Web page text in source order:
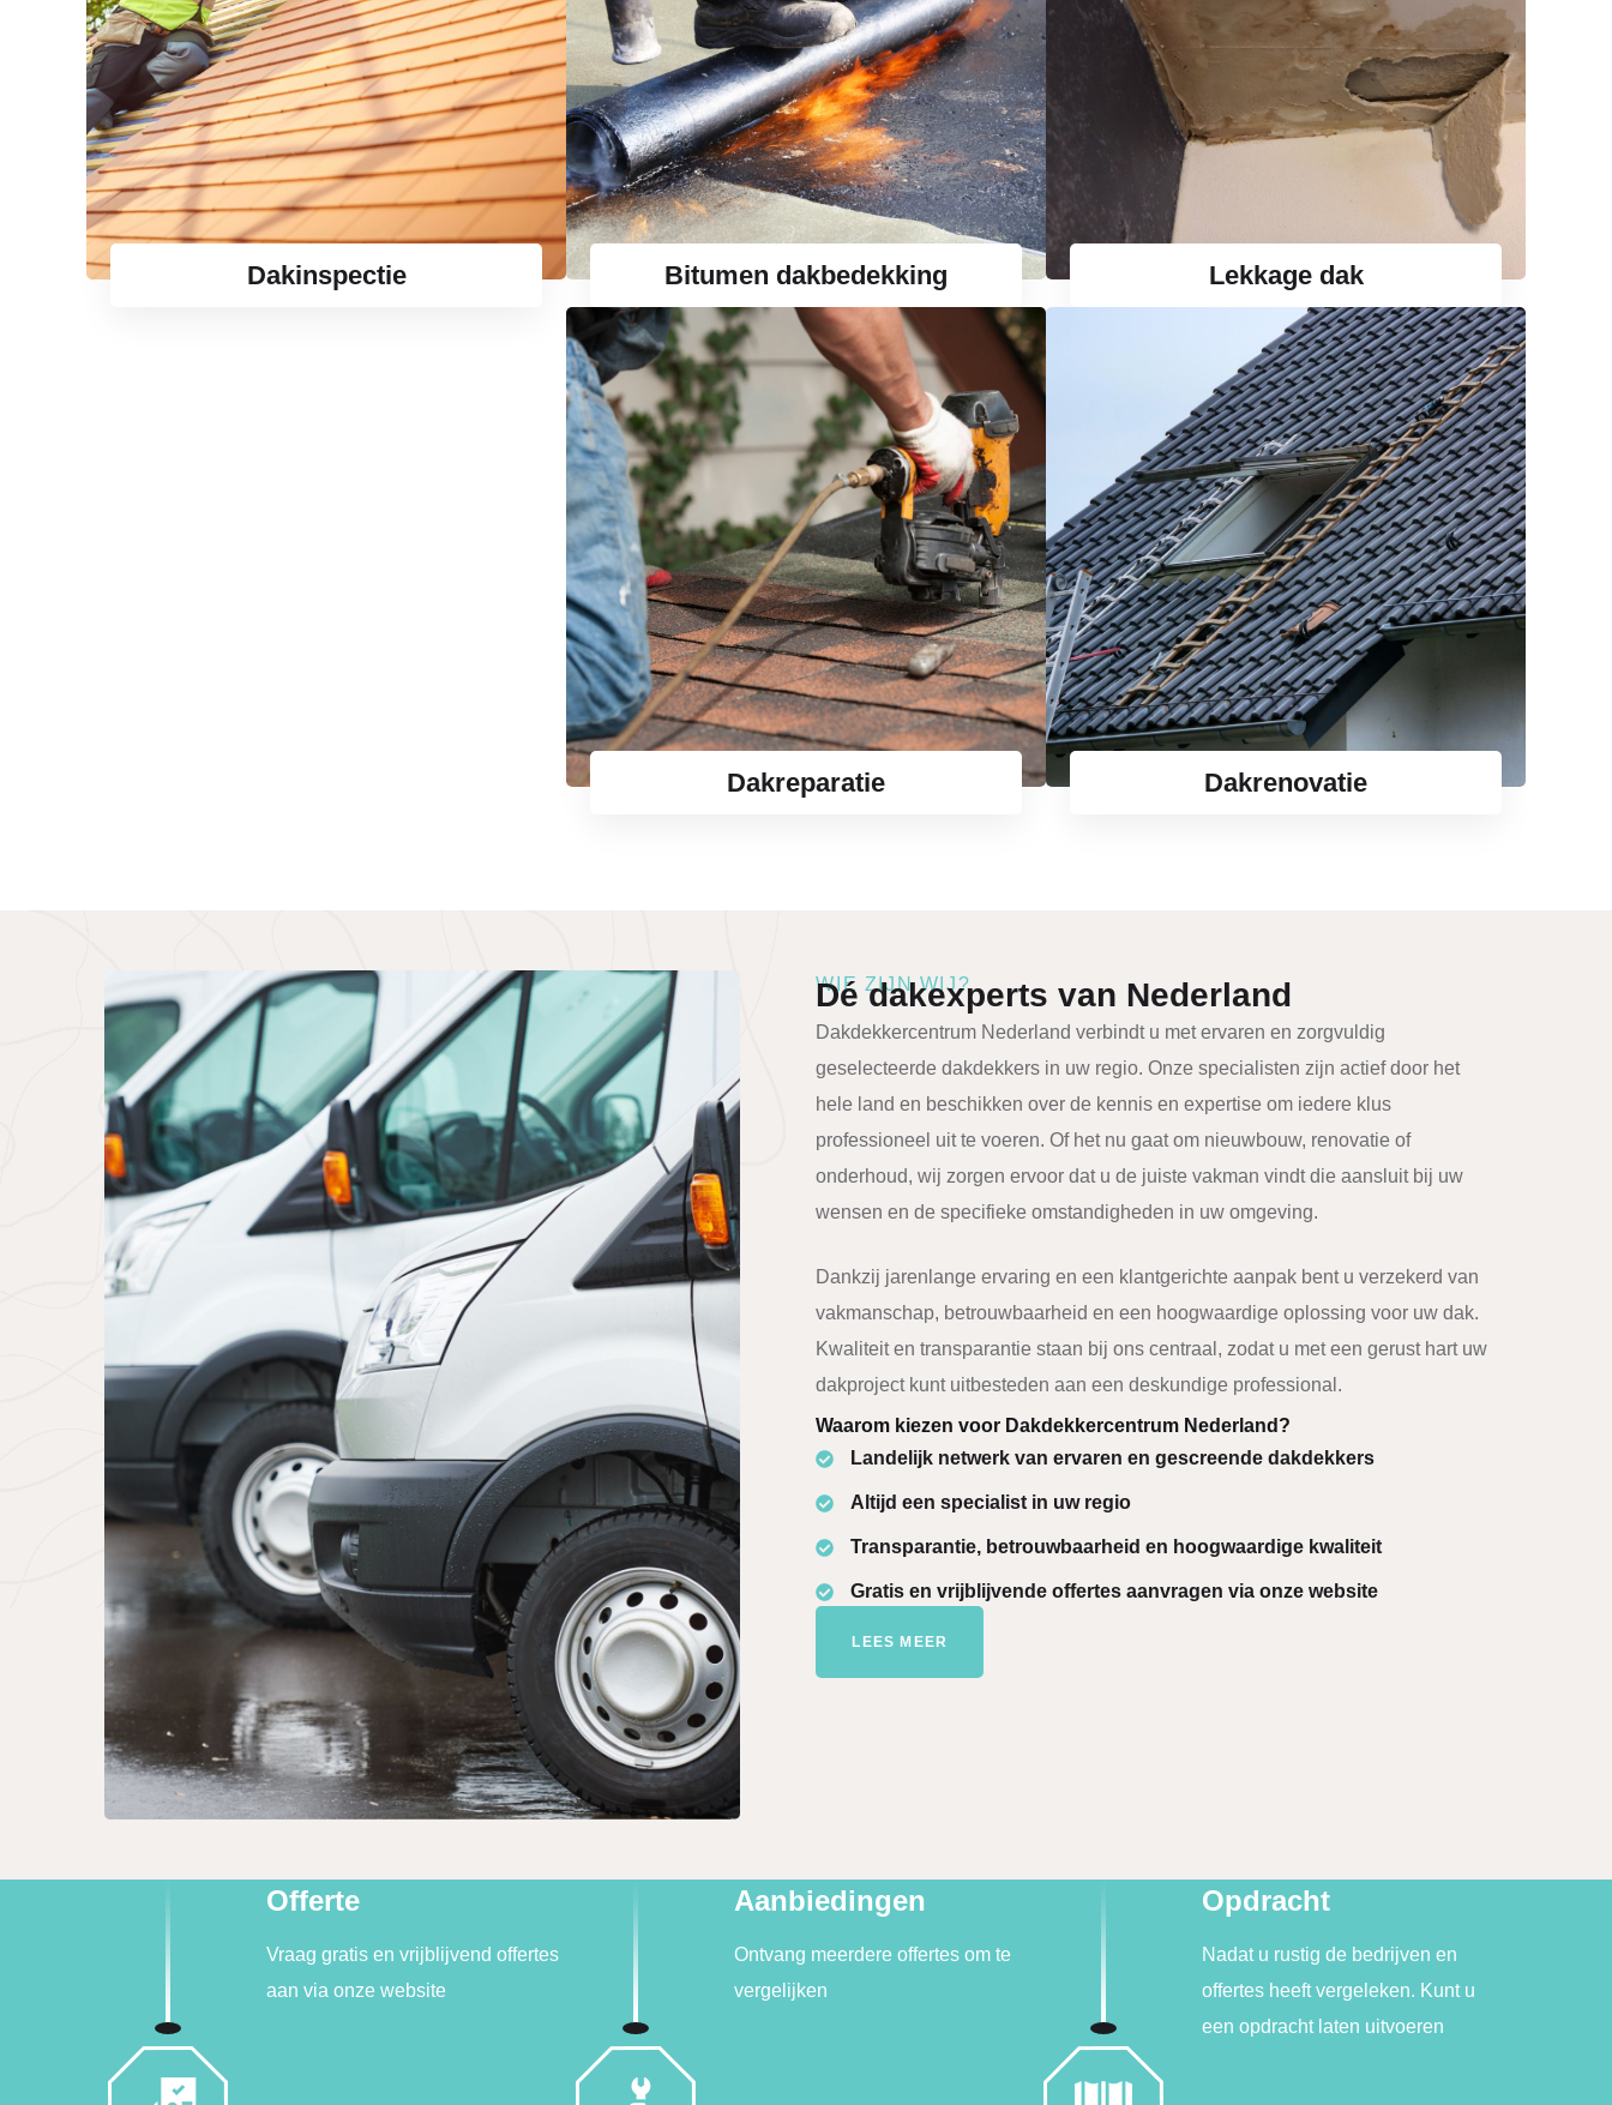
Dakinspectie Bitumen dakbedekking Lekkage dak
Dakreparatie Dakrenovatie
WIE ZIJN WIJ?
Dé dakexperts van Nederland
Dakdekkercentrum Nederland verbindt u met ervaren en zorgvuldig
geselecteerde dakdekkers in uw regio. Onze specialisten zijn actief door het
hele land en beschikken over de kennis en expertise om iedere klus
professioneel uit te voeren. Of het nu gaat om nieuwbouw, renovatie of
onderhoud, wij zorgen ervoor dat u de juiste vakman vindt die aansluit bij uw
wensen en de specifieke omstandigheden in uw omgeving.
Dankzij jarenlange ervaring en een klantgerichte aanpak bent u verzekerd van
vakmanschap, betrouwbaarheid en een hoogwaardige oplossing voor uw dak.
Kwaliteit en transparantie staan bij ons centraal, zodat u met een gerust hart uw
dakproject kunt uitbesteden aan een deskundige professional.
Waarom kiezen voor Dakdekkercentrum Nederland?
Landelijk netwerk van ervaren en gescreende dakdekkers
Altijd een specialist in uw regio
Transparantie, betrouwbaarheid en hoogwaardige kwaliteit
Gratis en vrijblijvende offertes aanvragen via onze website
LEES MEER
Offerte
Vraag gratis en vrijblijvend offertes
aan via onze website
Aanbiedingen
Ontvang meerdere offertes om te
vergelijken
Opdracht
Nadat u rustig de bedrijven en
offertes heeft vergeleken. Kunt u
een opdracht laten uitvoeren